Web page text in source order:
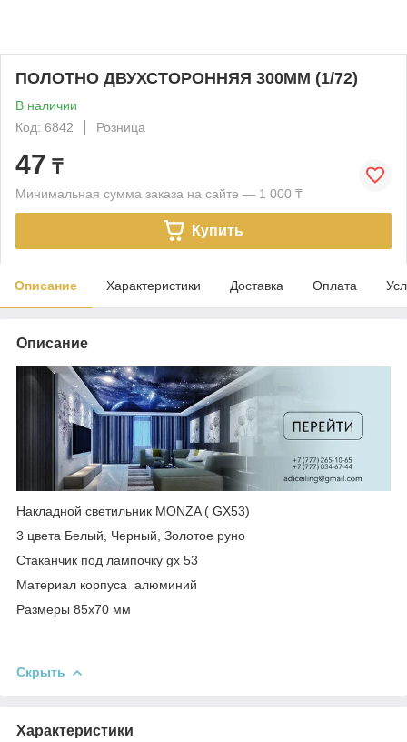
ПОЛОТНО ДВУХСТОРОННЯЯ 300ММ (1/72)
В наличии
Код: 6842
Розница
47 ₸
Минимальная сумма заказа на сайте — 1 000 ₸
Купить
Описание Характеристики Доставка Оплата
Описание
Накладной светильник MONZA ( GX53)
3 цвета Белый, Черный, Золотое руно
Стаканчик под лампочку gx 53
Материал корпуса алюминий
Размеры 85х70 мм
Скрыть
Характеристики